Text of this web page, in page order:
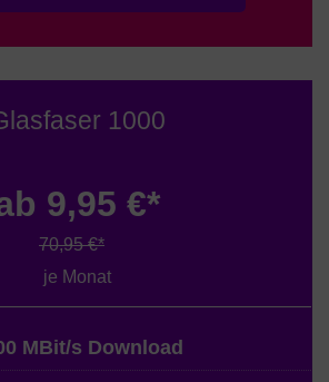
1000
9,95 €*
70,95 €*
je Monat
MBit/s Download